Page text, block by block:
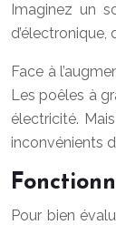
Imaginez un
d’électronique,
Face à
Les poêles à
électricité.
inconvénients
Pour bien